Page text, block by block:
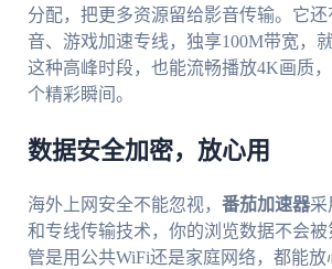
分配，把更多资源留给影音传输。它
音、游戏加速专线，独享100M带宽，
这种高峰时段，也能流畅播放4K画质
个精彩瞬间。
数据安全加密，放心用
海外上网安全不能忽视， 番茄加速器采
和专线传输技术，你的浏览数据不会
管是用公共WiFi还是家庭网络，都能放